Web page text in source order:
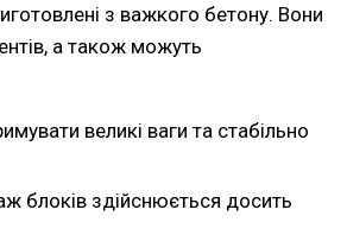
з важкого бетону. Вони
а також можуть
великі ваги та стабільно
блоків здійснюється досить